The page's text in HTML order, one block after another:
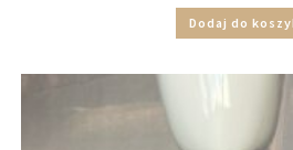
Dodaj do